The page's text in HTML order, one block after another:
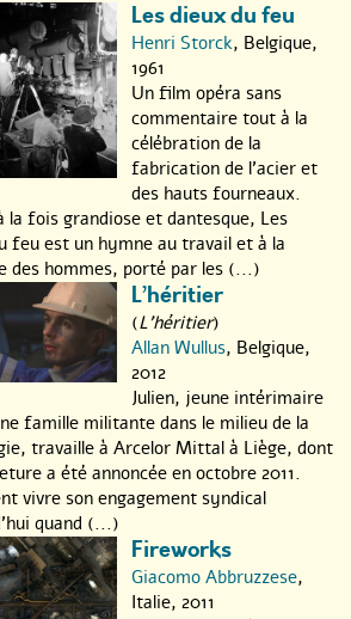
Les dieux du feu
Henri Storck, Belgique,
1961
Un film opéra sans
commentaire tout à la
célébration de la
fabrication de l’acier et
des hauts fourneaux.
la fois grandiose et dantesque, Les
feu est un hymne au travail et à la
des hommes, porté par les (...)
L’héritier
(L'héritier)
Allan Wullus, Belgique,
2012
Julien, jeune intérimaire
famille militante dans le milieu de la
travaille à Arcelor Mittal à Liège, dont
a été annoncée en octobre 2011.
vivre son engagement syndical
quand (...)
Fireworks
Giacomo Abbruzzese,
Italie, 2011